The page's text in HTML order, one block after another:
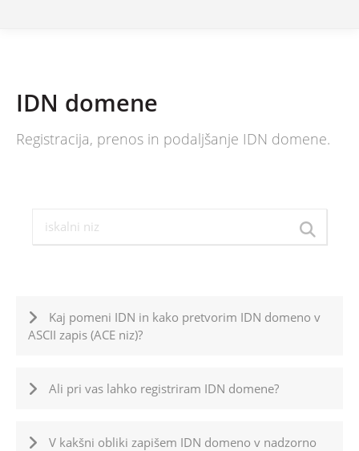
IDN domene
Registracija, prenos in podaljšanje IDN domene.
Kaj pomeni IDN in kako pretvorim IDN domeno v
ASCII zapis (ACE niz)?
Ali pri vas lahko registriram IDN domene?
V kakšni obliki zapišem IDN domeno v nadzorno